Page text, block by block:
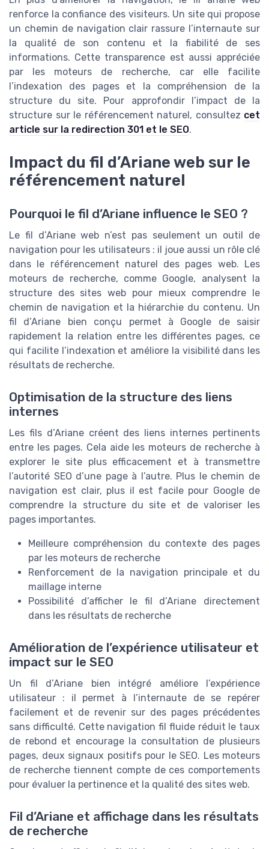
renforce la confiance des visiteurs. Un site qui propose
un chemin de navigation clair rassure l’internaute sur
la qualité de son contenu et la fiabilité de ses
informations. Cette transparence est aussi appréciée
par les moteurs de recherche, car elle facilite
l’indexation des pages et la compréhension de la
structure du site. Pour approfondir l’impact de la
structure sur le référencement naturel, consultez cet
article sur la redirection 301 et le SEO.
Impact du fil d’Ariane web sur le
référencement naturel
Pourquoi le fil d’Ariane influence le SEO ?
Le fil d’Ariane web n’est pas seulement un outil de
navigation pour les utilisateurs : il joue aussi un rôle clé
dans le référencement naturel des pages web. Les
moteurs de recherche, comme Google, analysent la
structure des sites web pour mieux comprendre le
chemin de navigation et la hiérarchie du contenu. Un
fil d’Ariane bien conçu permet à Google de saisir
rapidement la relation entre les différentes pages, ce
qui facilite l’indexation et améliore la visibilité dans les
résultats de recherche.
Optimisation de la structure des liens
internes
Les fils d’Ariane créent des liens internes pertinents
entre les pages. Cela aide les moteurs de recherche à
explorer le site plus efficacement et à transmettre
l’autorité SEO d’une page à l’autre. Plus le chemin de
navigation est clair, plus il est facile pour Google de
comprendre la structure du site et de valoriser les
pages importantes.
Meilleure compréhension du contexte des pages
par les moteurs de recherche
Renforcement de la navigation principale et du
maillage interne
Possibilité d’afficher le fil d’Ariane directement
dans les résultats de recherche
Amélioration de l’expérience utilisateur et
impact sur le SEO
Un fil d’Ariane bien intégré améliore l’expérience
utilisateur : il permet à l’internaute de se repérer
facilement et de revenir sur des pages précédentes
sans difficulté. Cette navigation fil fluide réduit le taux
de rebond et encourage la consultation de plusieurs
pages, deux signaux positifs pour le SEO. Les moteurs
de recherche tiennent compte de ces comportements
pour évaluer la pertinence et la qualité des sites web.
Fil d’Ariane et affichage dans les résultats
de recherche